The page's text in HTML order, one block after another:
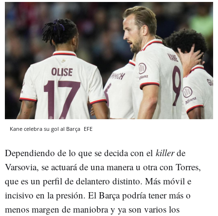
Kane celebra su gol al Barça EFE
Dependiendo de lo que se decida con el killerde
Varsovia, se actuará de una manera u otra con Torres,
que es un perfil de delantero distinto. Más móvil e
incisivo en la presión. El Barça podría tener más o
menos margen de maniobra y ya son varios los